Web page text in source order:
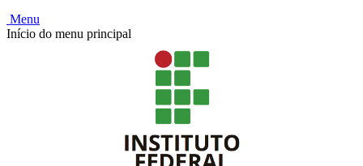
Menu
Início do menu principal